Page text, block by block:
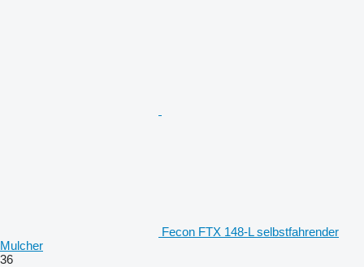
Fecon FTX 148-L selbstfahrender
Mulcher
36